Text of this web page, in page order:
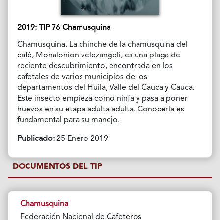
2019: TIP 76 Chamusquina
Chamusquina. La chinche de la chamusquina del
café, Monalonion velezangeli, es una plaga de
reciente descubrimiento, encontrada en los
cafetales de varios municipios de los
departamentos del Huila, Valle del Cauca y Cauca.
Este insecto empieza como ninfa y pasa a poner
huevos en su etapa adulta adulta. Conocerla es
fundamental para su manejo.
Publicado:25 Enero 2019
DOCUMENTOS DEL TIP
Chamusquina
Federación Nacional de Cafeteros